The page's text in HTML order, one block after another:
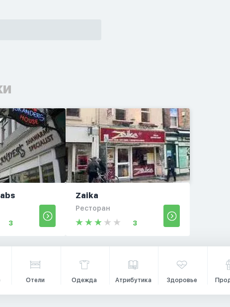
3
Zaika
Ресторан
3
Отели Одежда Атрибутика Здоровье